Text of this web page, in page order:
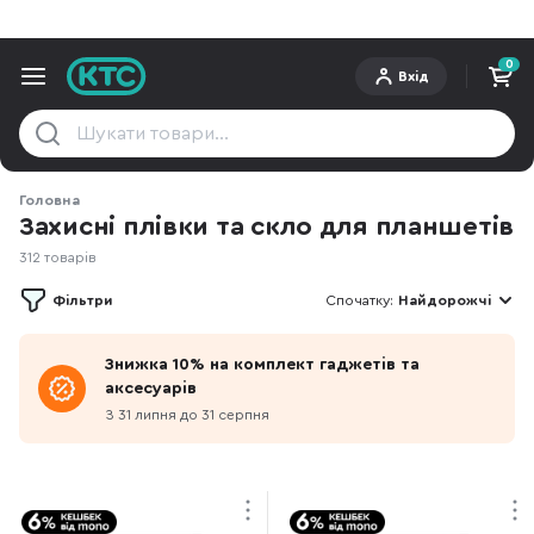
Вхід
0
Головна
Знижка 10% на комплект гаджетів та
аксесуарів
З 31 липня до 31 серпня
Захисні плівки та скло для планшетів
312 товарів
Фільтри Спочатку: Найдорожчі